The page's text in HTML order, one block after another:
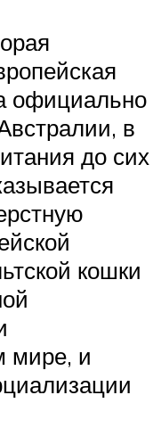
официально
в
до сих
кошки
мире, и